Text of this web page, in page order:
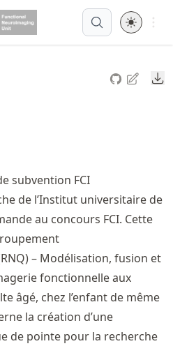
Open
subvention FCI
de l’Institut universitaire de
au concours FCI. Cette
– Modélisation, fusion et
fonctionnelle aux
âgé, chez l’enfant de même
la création d’une
de pointe pour la recherche